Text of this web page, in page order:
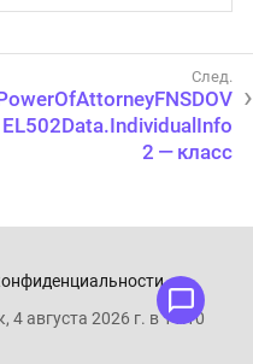
EL502Data.IndividualInfo
2 — класс
.
4 августа 2026 г. в 11:10